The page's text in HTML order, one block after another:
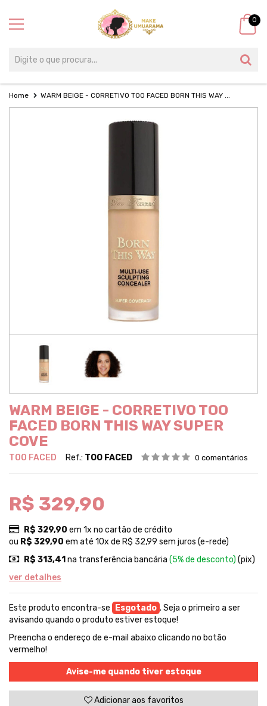
0
Home WARM BEIGE - CORRETIVO TOO FACED BORN THIS WAY ...
WARM BEIGE - CORRETIVO TOO
FACED BORN THIS WAY SUPER
COVE
TOO FACED Ref.: TOO FACED 0 comentários
R$ 329,90
R$ 329,90 em 1x no cartão de crédito
ou R$ 329,90 em até 10x de R$ 32,99 sem juros (e-rede)
R$ 313,41 na transferência bancária (5% de desconto) (pix)
ver detalhes
Este produto encontra-se Esgotado . Seja o primeiro a ser
avisando quando o produto estiver estoque!
Preencha o endereço de e-mail abaixo clicando no botão
vermelho!
Avise-me quando tiver estoque
Adicionar aos favoritos